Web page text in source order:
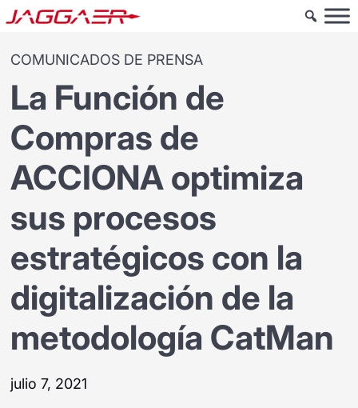
COMUNICADOS DE PRENSA
La Función de
Compras de
ACCIONA optimiza
sus procesos
estratégicos con la
digitalización de la
metodología CatMan
julio 7, 2021